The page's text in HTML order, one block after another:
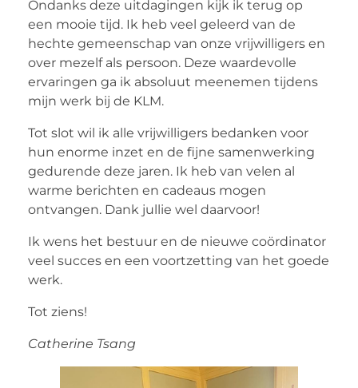
Ondanks deze uitdagingen kijk ik terug op
een mooie tijd. Ik heb veel geleerd van de
hechte gemeenschap van onze vrijwilligers en
over mezelf als persoon. Deze waardevolle
ervaringen ga ik absoluut meenemen tijdens
mijn werk bij de KLM.
Tot slot wil ik alle vrijwilligers bedanken voor
hun enorme inzet en de fijne samenwerking
gedurende deze jaren. Ik heb van velen al
warme berichten en cadeaus mogen
ontvangen. Dank jullie wel daarvoor!
Ik wens het bestuur en de nieuwe coördinator
veel succes en een voortzetting van het goede
werk.
Tot ziens!
Catherine Tsang